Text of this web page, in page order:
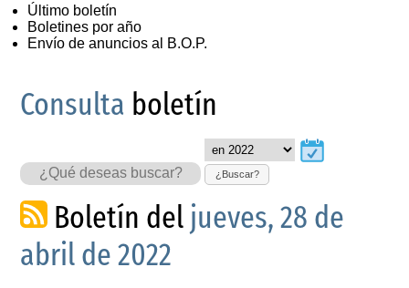
Último boletín
Boletines por año
Envío de anuncios al B.O.P.
Consulta boletín
¿Buscar?
Boletín del jueves, 28 de
abril de 2022